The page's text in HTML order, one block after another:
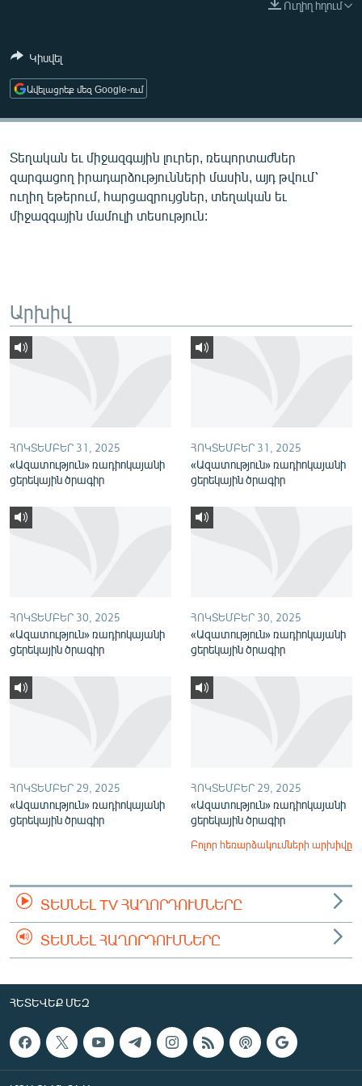
ՄԵԿՆԱԲԱՆՈՒԹՅՈՒՆ
ԿՈՐՈՆԱՎԻՐՈՒՍ
ԱՐԽԻՎ
ՏԵՍԱՆՅՈՒԹԵՐ
ՓՈԴՔԱՍԹ
Հայերեն
ՀԵՏԵՎԵՔ ՄԵԶ
Ուղիղ հղում
Կիսվել
Ավելացրեք մեզ Google-ում
Տեղական եւ միջազգային լուրեր, ռեպորտաժներ
զարգացող իրադարձությունների մասին, այդ թվում՝
ուղիղ եթերում, հարցազրույցներ, տեղական եւ
միջազգային մամուլի տեսություն:
Արխիվ
ՀՈԿՏԵՄԲԵՐ 31, 2025
«Ազատություն» ռադիոկայանի
ցերեկային ծրագիր
ՀՈԿՏԵՄԲԵՐ 31, 2025
«Ազատություն» ռադիոկայանի
ցերեկային ծրագիր
ՀՈԿՏԵՄԲԵՐ 30, 2025
«Ազատություն» ռադիոկայանի
ցերեկային ծրագիր
ՀՈԿՏԵՄԲԵՐ 30, 2025
«Ազատություն» ռադիոկայանի
ցերեկային ծրագիր
ՀՈԿՏԵՄԲԵՐ 29, 2025
«Ազատություն» ռադիոկայանի
ցերեկային ծրագիր
ՀՈԿՏԵՄԲԵՐ 29, 2025
«Ազատություն» ռադիոկայանի
ցերեկային ծրագիր
Բոլոր հեռարձակումների արխիվը
ՏԵՍՆԵԼ TV ՀԱՂՈՐԴՈՒՄՆԵՐԸ
ՏԵՍՆԵԼ ՀԱՂՈՐԴՈՒՄՆԵՐԸ
ՀԵՏԵՎԵՔ ՄԵԶ